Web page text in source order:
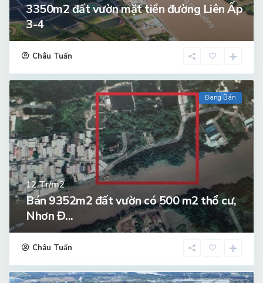
3350m2 đất vườn mặt tiền đường Liên Ấp
3-4
Châu Tuấn
Đang Bán
12Tr/m2
Bán 9352m2 đất vườn có 500 m2 thổ cư,
Nhơn Đ...
Châu Tuấn